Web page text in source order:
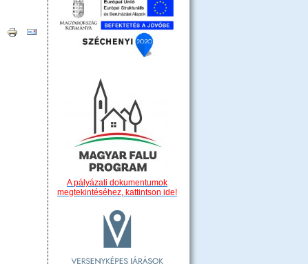
A pályázati dokumentumok
megtekintéséhez, kattintson ide!